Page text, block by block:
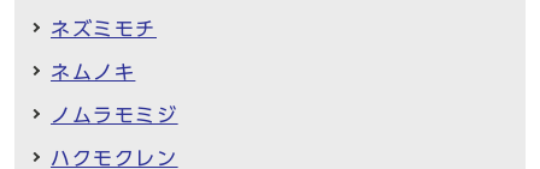
ネズミモチ
ネムノキ
ノムラモミジ
ハクモクレン